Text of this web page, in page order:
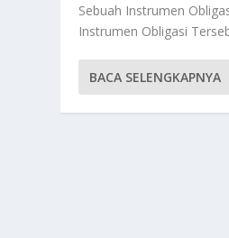
Sebuah Instrumen
Instrumen Obligasi
BACA SELENGKAPNYA